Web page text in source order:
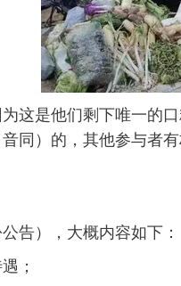
这是他们剩下唯一的
同）的，其他参与者
告），大概内容如下：
；